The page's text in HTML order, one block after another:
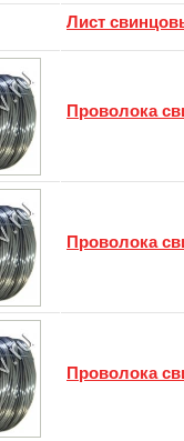
Лист
Проволока
Проволока
Проволока